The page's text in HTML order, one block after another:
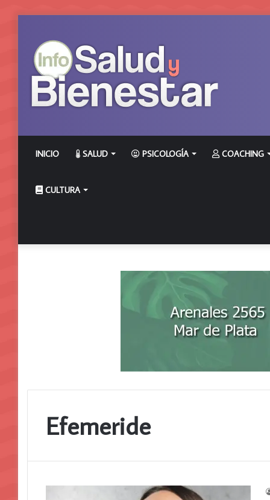
INICIO SALUD PSICOLOGÍA COACHING
CULTURA
Efemeride